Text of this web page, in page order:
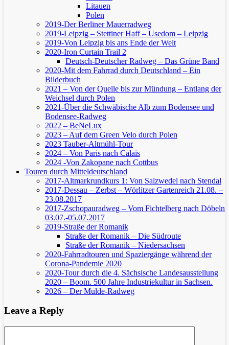
Litauen
Polen
2019-Der Berliner Mauerradweg
2019-Leipzig – Stettiner Haff – Usedom – Leipzig
2019-Von Leipzig bis ans Ende der Welt
2020-Iron Curtain Trail 2
Deutsch-Deutscher Radweg – Das Grüne Band
2020-Mit dem Fahrrad durch Deutschland – Ein
Bilderbuch
2021 – Von der Quelle bis zur Mündung – Entlang der
Weichsel durch Polen
2021-Über die Schwäbische Alb zum Bodensee und
Bodensee-Radweg
2022 – BeNeLux
2023 – Auf dem Green Velo durch Polen
2023 Tauber-Altmühl-Tour
2024 – Von Paris nach Calais
2024 -Von Zakopane nach Cottbus
Touren durch Mitteldeutschland
2017-Altmarkrundkurs 1: Von Salzwedel nach Stendal
2017-Dessau – Zerbst – Wörlitzer Gartenreich 21.08. –
23.08.2017
2017-Zschopauradweg – Vom Fichtelberg nach Döbeln
03.07.-05.07.2017
2019-Straße der Romanik
Straße der Romanik – Die Südroute
Straße der Romanik – Niedersachsen
2020-Fahrradtouren und Spaziergänge während der
Corona-Pandemie 2020
2020-Tour durch die 4. Sächsische Landesausstellung
2020 – Boom. 500 Jahre Industriekultur in Sachsen.
2026 – Der Mulde-Radweg
Leave a Reply